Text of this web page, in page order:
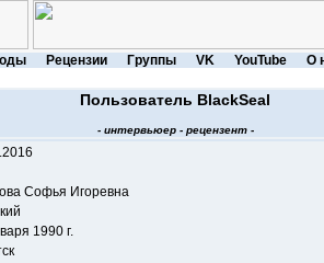
Рецензии Группы VK YouTube О
Пользователь BlackSeal
- интервьюер - рецензент -
Софья Игоревна
1990 г.